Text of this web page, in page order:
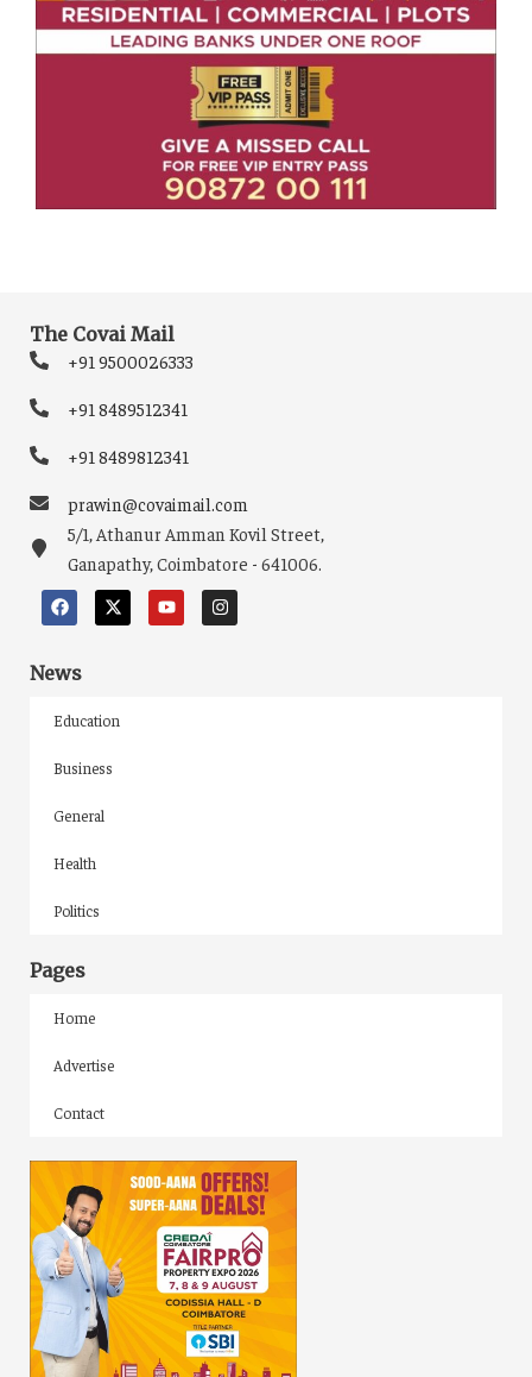
The Covai Mail
+91 9500026333
+91 8489512341
+91 8489812341
prawin@covaimail.com
5/1, Athanur Amman Kovil Street,
Ganapathy, Coimbatore - 641006.
News
Education
Business
General
Health
Politics
Pages
Home
Advertise
Contact